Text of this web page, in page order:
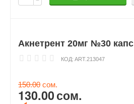
Акнетрент 20мг №30 капс
КОД: ART.213047
150.00 сом.
130.00сом.